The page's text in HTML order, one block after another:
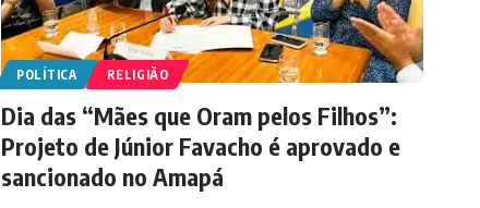
POLÍTICA RELIGIÃO
Dia das “Mães que Oram pelos Filhos”:
Projeto de Júnior Favacho é aprovado e
sancionado no Amapá